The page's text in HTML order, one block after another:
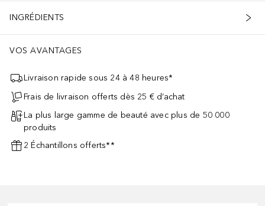
INGRÉDIENTS
VOS AVANTAGES
Livraison rapide sous 24 à 48 heures*
Frais de livraison offerts dès 25 € d’achat
La plus large gamme de beauté avec plus de 50 000
produits
2 Échantillons offerts**